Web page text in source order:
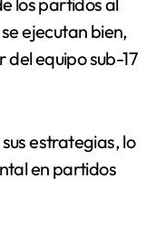
ejecutan bien,
equipo sub-17
estrategias, lo
en partidos